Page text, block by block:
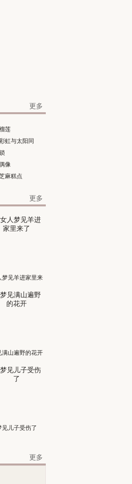
更多
莲
虹与太阳同
像
麻糕点
更多
梦见羊进家里来
了
满山遍野的花开
见儿子受伤了
更多